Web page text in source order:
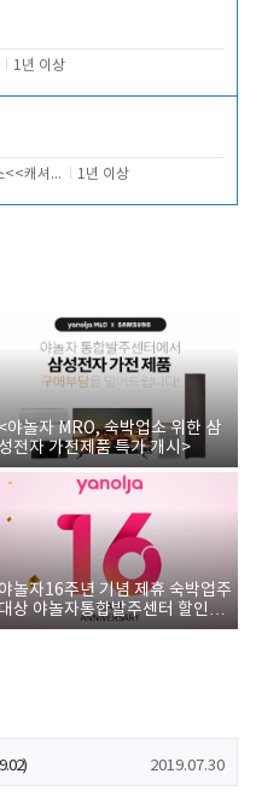
1년 이상
베팅.,청소<<캐셔 모셔봅니다. 1년 이상
<야놀자 MRO, 숙박업소 위한 삼
성전자 가전제품 특가 개시>
야놀자16주년 기념 제휴 숙박업주
대상 야놀자통합발주센터 할인쿠
증정
2019.07.30